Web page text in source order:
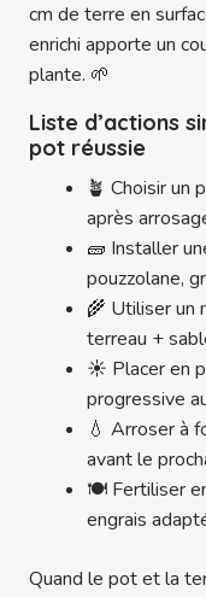
cm de terre en
enrichi apporte un
plante. 🌱
Liste d’actions
pot réussie
🪴 Choisir un
après
🧱 Installer
pouzzolane,
🌾 Utiliser un
terreau +
☀️ Placer en
progressive
💧 Arroser à
avant le
🍽️ Fertiliser
engrais
Quand le pot et la